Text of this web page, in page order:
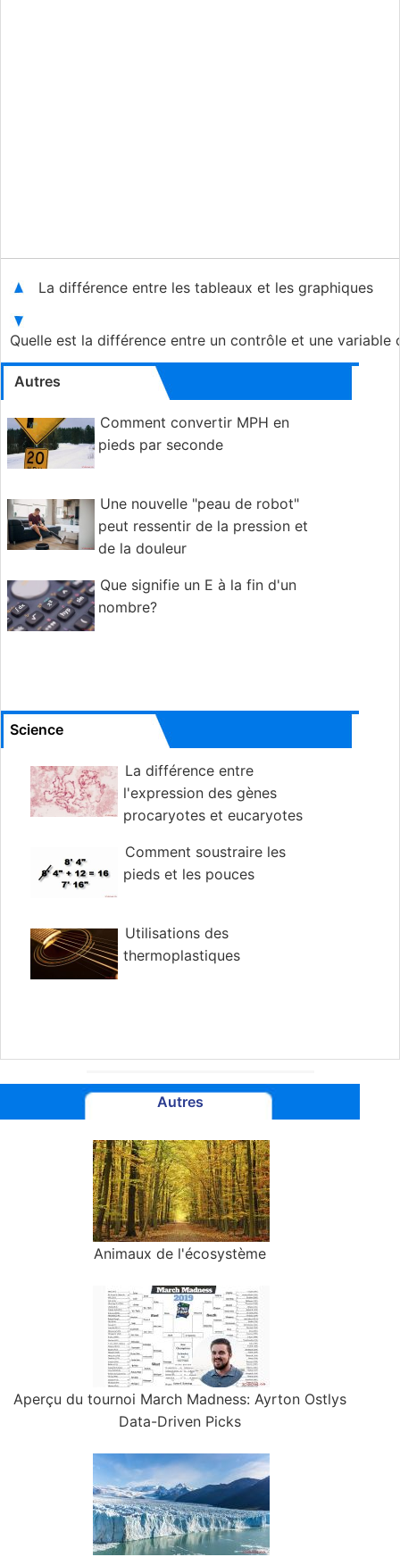
La différence entre les tableaux et les graphiques
Quelle est la différence entre un contrôle et une variable
Autres
Comment convertir MPH en
pieds par seconde
Une nouvelle "peau de robot"
peut ressentir de la pression et
de la douleur
Que signifie un E à la fin d'un
nombre?
Science
La différence entre
l'expression des gènes
procaryotes et eucaryotes
Comment soustraire les
pieds et les pouces
Utilisations des
thermoplastiques
Autres
Animaux de l'écosystème
Aperçu du tournoi March Madness: Ayrton Ostlys
Data-Driven Picks